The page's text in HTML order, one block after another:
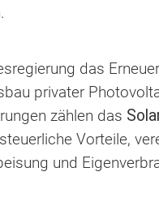
das
privater
zählen das
Vorteile,
und